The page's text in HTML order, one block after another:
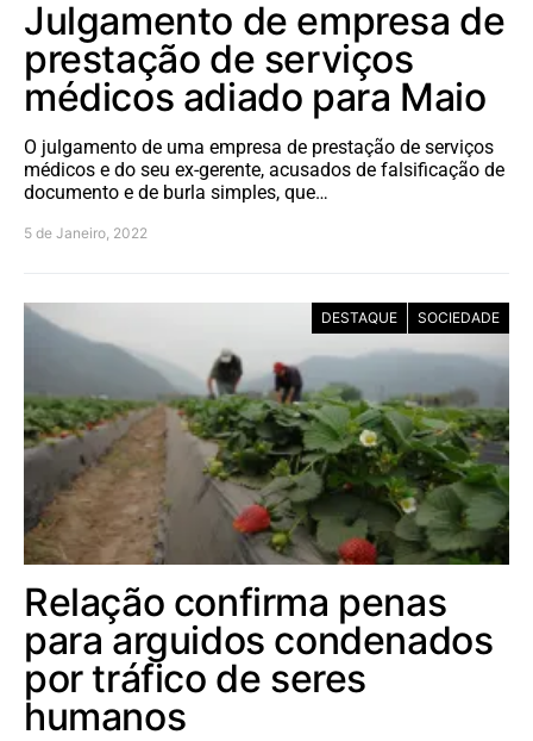
Julgamento de empresa de
prestação de serviços
médicos adiado para Maio
O julgamento de uma empresa de prestação de serviços
médicos e do seu ex-gerente, acusados de falsificação de
documento e de burla simples, que…
5 de Janeiro, 2022
DESTAQUE SOCIEDADE
Relação confirma penas
para arguidos condenados
por tráfico de seres
humanos